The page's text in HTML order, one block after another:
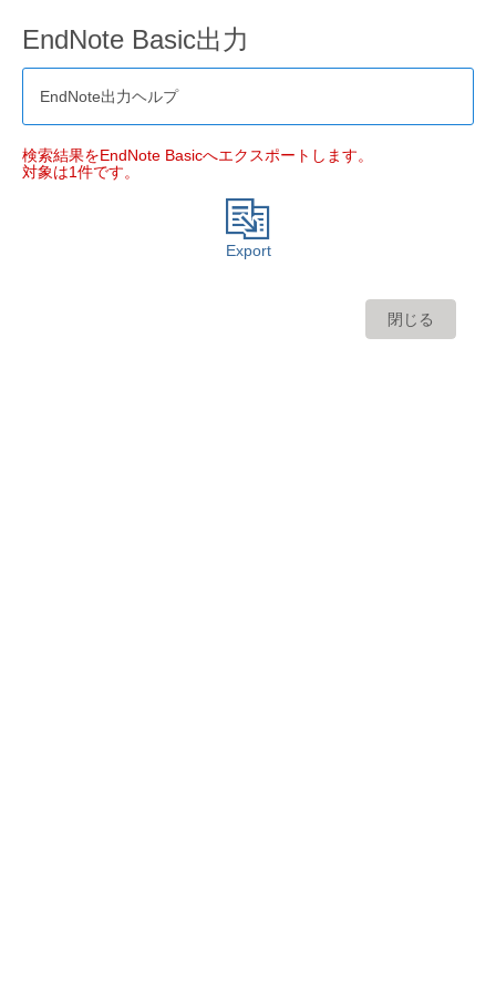
EndNote Basic出力
EndNote出力ヘルプ
検索結果をEndNote Basicへエクスポートします。
対象は1件です。
Export